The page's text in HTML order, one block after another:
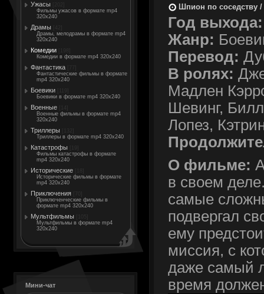
Ужасы
Фильмы ужасов в формате mp4
320x240
Драмы
Драмы, мелодрамы в формате mp4
320x240
Комедии
Комедии в формате mp4 320x240
Фантастика
Фантастические фильмы в формате
mp4 320x240
Боевики
Боевики в формате mp4 320x240
Военные
Военные фильмы в формате mp4
320x240
Триллеры
Триллеры в формате mp4 320x240
Катастрофы
Фильмы катастрофы в формате
mp4 320x240
Исторические
Исторические фильмы в формате
mp4 320x240
Приключения
Приключенческие фильмы в
формате mp4 320x240
Мультфильмы
Мультфильмы в формате mp4
320x240
Мини-чат
Шпион по соседству
Год выхода:
Жанр:
Перевод:
В ролях:
Мадлен
Шевинг,
Лопез,
О фильме:
в своем
самые
подвергал
ему
миссия, с
даже самый
время